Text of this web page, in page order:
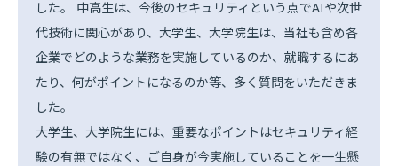
した。 中高生は、今後のセキュリティという点でAIや次世
代技術に関心があり、大学生、大学院生は、当社も含め各
企業でどのような業務を実施しているのか、就職するにあ
たり、何がポイントになるのか等、多く質問をいただきま
した。
大学生、大学院生には、重要なポイントはセキュリティ経
験の有無ではなく、ご自身が今実施していることを一生懸